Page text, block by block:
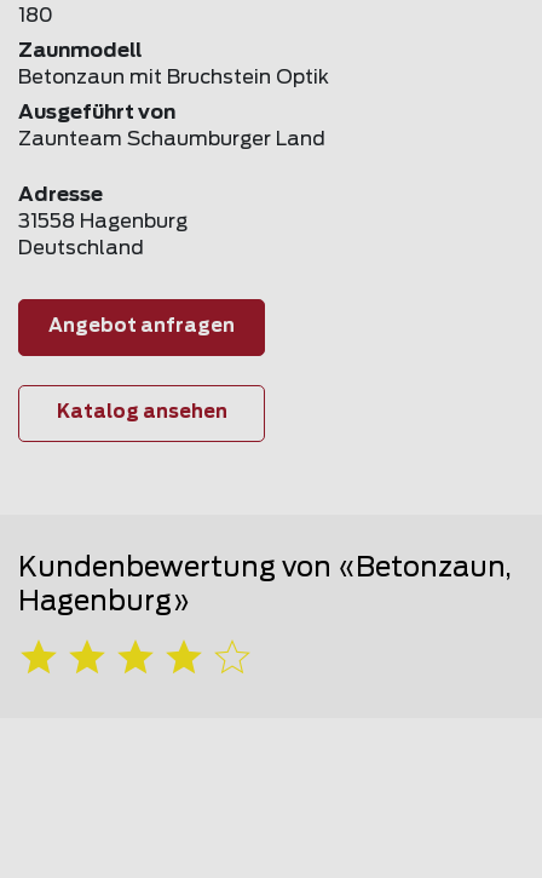
180
Zaunmodell
Betonzaun mit Bruchstein Optik
Ausgeführt von
Zaunteam Schaumburger Land
Adresse
31558 Hagenburg
Deutschland
Angebot anfragen
Katalog ansehen
Kundenbewertung von «Betonzaun,
Hagenburg»